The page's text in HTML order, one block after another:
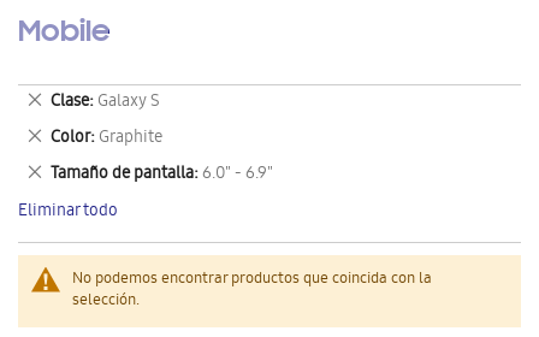
Mobile
No podemos encontrar productos que coincida con la
selección.
Clase Galaxy S
Eliminar
este
artículo
Color Graphite
Eliminar
este
artículo
Tamaño de pantalla 6.0" - 6.9"
Eliminar
este
artículo
Eliminar todo